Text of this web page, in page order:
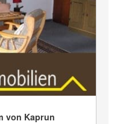
von Kaprun